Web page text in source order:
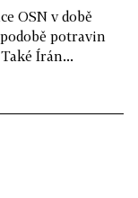
OSN v době
potravin
Írán...